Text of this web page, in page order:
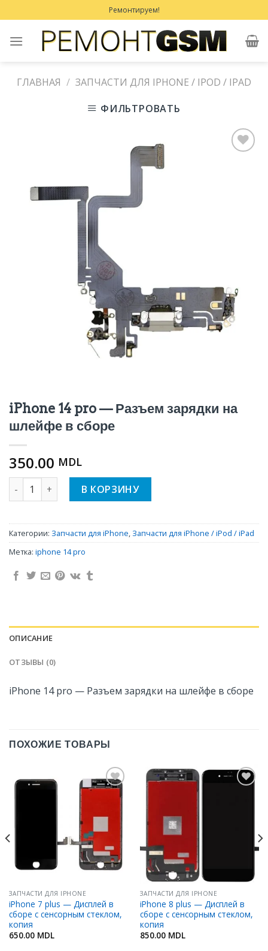
to
content
Ремонтируем!
ГЛАВНАЯ / ЗАПЧАСТИ ДЛЯ IPHONE / IPOD / IPAD
ФИЛЬТРОВАТЬ
iPhone 14 pro — Разъем зарядки на
шлейфе в сборе
350.00 MDL
Количество iPhone 14 pro — Разъем зарядки на шлейфе
В КОРЗИНУ
Категории: Запчасти для iPhone, Запчасти для iPhone / iPod / iPad
Метка: iphone 14 pro
ОПИСАНИЕ
ОТЗЫВЫ (0)
iPhone 14 pro — Разъем зарядки на шлейфе в сборе
ПОХОЖИЕ ТОВАРЫ
Добавить
Избранное
ЗАПЧАСТИ ДЛЯ IPHONE
iPhone 7 plus — Дисплей в
сборе с сенсорным стеклом,
копия
650.00 MDL
ЗАПЧАСТИ ДЛЯ IPHONE
iPhone 8 plus — Дисплей в
сборе с сенсорным стеклом,
копия
850.00 MDL